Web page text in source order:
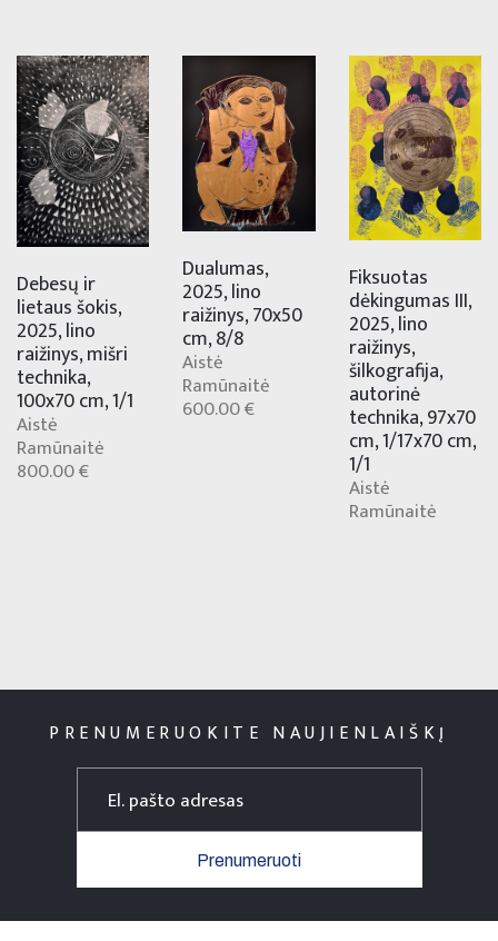
Debesų ir
lietaus šokis,
2025, lino
raižinys, mišri
technika,
100x70 cm, 1/1
Aistė
Ramūnaitė
800.00 €
Dualumas,
2025, lino
raižinys, 70x50
cm, 8/8
Aistė
Ramūnaitė
600.00 €
Fiksuotas
dėkingumas III,
2025, lino
raižinys,
šilkografija,
autorinė
technika, 97x70
cm, 1/17x70 cm,
1/1
Aistė
Ramūnaitė
PRENUMERUOKITE NAUJIENLAIŠKĮ
Prenumeruoti